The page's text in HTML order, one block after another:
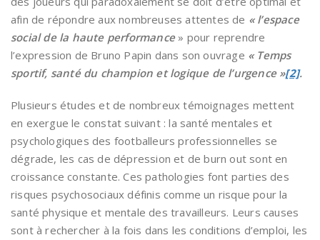
afin de répondre aux nombreuses attentes de « l’espace
social de la haute performance » pour reprendre
l’expression de Bruno Papin dans son ouvrage « Temps
sportif, santé du champion et logique de l’urgence »[2].
Plusieurs études et de nombreux témoignages mettent
en exergue le constat suivant : la santé mentales et
psychologiques des footballeurs professionnelles se
dégrade, les cas de dépression et de burn out sont en
croissance constante. Ces pathologies font parties des
risques psychosociaux définis comme un risque pour la
santé physique et mentale des travailleurs. Leurs causes
sont à rechercher à la fois dans les conditions d’emploi, les